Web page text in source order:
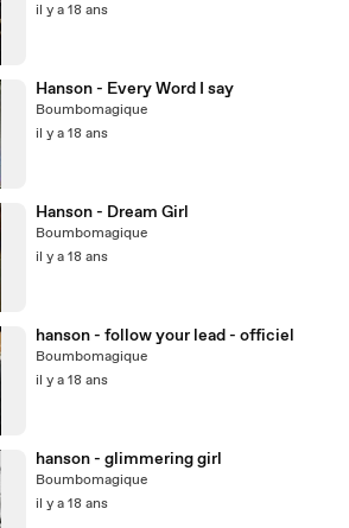
il y a 18 ans
Hanson - Every Word I say
Boumbomagique
il y a 18 ans
Hanson - Dream Girl
Boumbomagique
il y a 18 ans
hanson - follow your lead - officiel
Boumbomagique
il y a 18 ans
hanson - glimmering girl
Boumbomagique
il y a 18 ans